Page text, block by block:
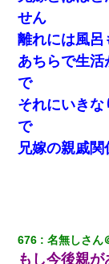
せん
離れには風呂
あちらで生
で
それにいき
で
兄嫁の親戚
676 名無しさん
もし今後親